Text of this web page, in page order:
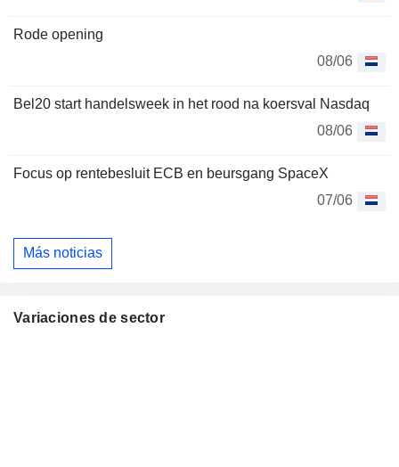
Rode opening
08/06
Bel20 start handelsweek in het rood na koersval Nasdaq
08/06
Focus op rentebesluit ECB en beursgang SpaceX
07/06
Más noticias
Variaciones de sector